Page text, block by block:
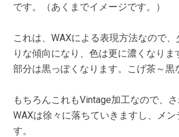
です。（あくまでイメージです。）
これは、WAXによる表現方法なので、
りな傾向になり、色は更に濃くなりま
部分は黒っぽくなります。こげ茶～黒
もちろんこれもVintage加工なので、
WAXは徐々に落ちていきますし、メ
す。